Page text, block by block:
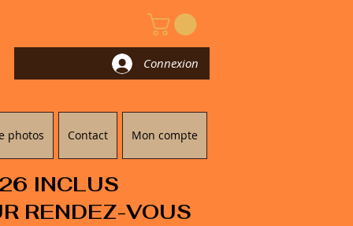
Connexion
photos Contact Mon compte
INCLUS
RENDEZ-VOUS